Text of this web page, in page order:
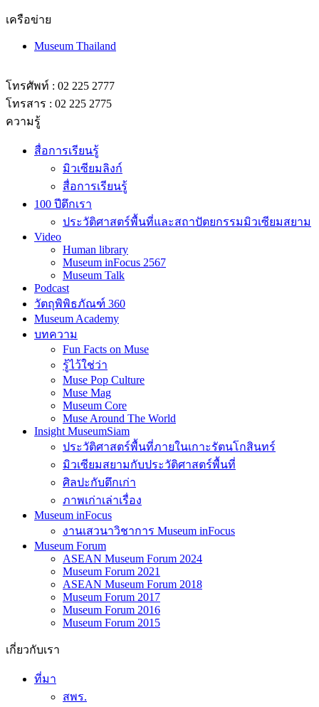
โทรศัพท์ : 02 225 2777
โทรสาร : 02 225 2775
ความรู้
สื่อการเรียนรู้
มิวเซียมลิงก์
สื่อการเรียนรู้
100 ปีตึกเรา
Video
Human library
Museum inFocus 2567
Museum Talk
Podcast
วัตถุพิพิธภัณฑ์ 360
Museum Academy
บทความ
Fun Facts on Muse
รู้ไว้ใช่ว่า
Muse Pop Culture
Muse Mag
Museum Core
Muse Around The World
Insight MuseumSiam
ประวัติศาสตร์พื้นที่ภายในเกาะรัตนโกสินทร์
มิวเซียมสยามกับประวัติศาสตร์พื้นที่
ศิลปะกับตึกเก่า
ภาพเก่าเล่าเรื่อง
Museum inFocus
งานเสวนาวิชาการ Museum inFocus
Museum Forum
ASEAN Museum Forum 2024
Museum Forum 2021
ASEAN Museum Forum 2018
Museum Forum 2017
Museum Forum 2016
เกี่ยวกับเรา
ที่มา